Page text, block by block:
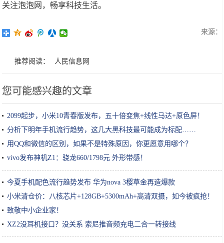
关注泡泡网，畅享科技生活。
来源：
推荐阅读： 人民信息网
您可能感兴趣的文章
2099起步，小米10青春版发布，五十倍变焦+线性马达+原色屏！
分析下明年手机流行趋势，这几大黑科技最可能成为标配……
用QQ和微信的区别，如果不是特殊原因，你更愿意用哪个？
vivo发布神机Z1：骁龙660/1798元 外形带感！
今夏手机配色流行趋势发布 华为nova 3樱草金再造爆款
小米清仓价：八核芯片+128GB+5300mAh+高清双摄，如今被疯抢！
致敬中小企业家！
XZ2没耳机接口？没关系 索尼推音频充电二合一转接线